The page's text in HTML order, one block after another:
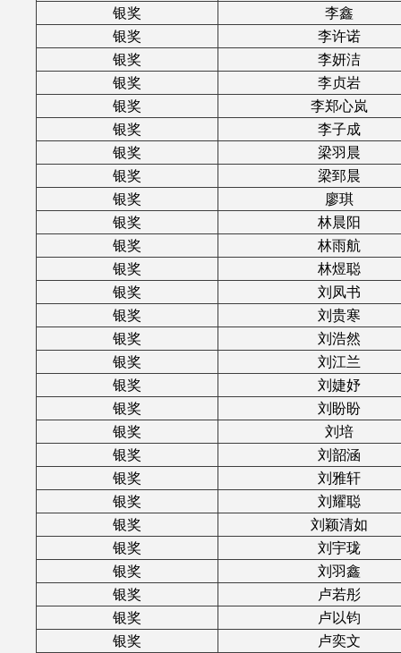
银奖
李鑫
银奖
李许诺
银奖
李妍洁
银奖
李贞岩
银奖
李郑心岚
银奖
李子成
银奖
梁羽晨
银奖
梁郅晨
银奖
廖琪
银奖
林晨阳
银奖
林雨航
银奖
林煜聪
银奖
刘凤书
银奖
刘贵寒
银奖
刘浩然
银奖
刘江兰
银奖
刘婕妤
银奖
刘盼盼
银奖
刘培
银奖
刘韶涵
银奖
刘雅轩
银奖
刘耀聪
银奖
刘颖清如
银奖
刘宇珑
银奖
刘羽鑫
银奖
卢若彤
银奖
卢以钧
银奖
卢奕文